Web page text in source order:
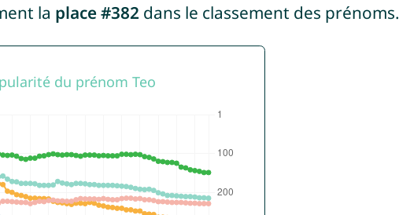
la place #382 dans le classement des prénoms.